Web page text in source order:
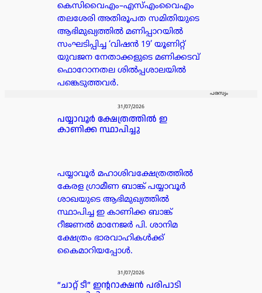
കെസിവൈഎം–എസ്എംവൈഎം
തലശേരി അതിരൂപത സമിതിയുടെ
ആഭിമുഖ്യത്തിൽ മണിപ്പാറയിൽ
സംഘടിപ്പിച്ച ‘വിഷൻ 19’ യൂണിറ്റ്
യുവജന നേതാക്കളുടെ മണിക്കടവ്
ഫൊറോനതല ശിൽപ്പശാലയിൽ
പങ്കെടുത്തവർ.
പരസ്യം
31/07/2026
പയ്യാവൂർ ക്ഷേത്രത്തിൽ ഇ
കാണിക്ക സ്ഥാപിച്ചു
പയ്യാവൂർ മഹാശിവക്ഷേത്രത്തിൽ
കേരള ഗ്രാമീണ ബാങ്ക് പയ്യാവൂർ
ശാഖയുടെ ആഭിമുഖ്യത്തിൽ
സ്ഥാപിച്ച ഇ കാണിക്ക ബാങ്ക്
റീജണൽ മാനേജർ പി. ശാനിമ
ക്ഷേത്രം ഭാരവാഹികൾക്ക്
കൈമാറിയപ്പോൾ.
31/07/2026
“ചാറ്റ് ടീ” ഇന്ററാക്ഷൻ പരിപാടി